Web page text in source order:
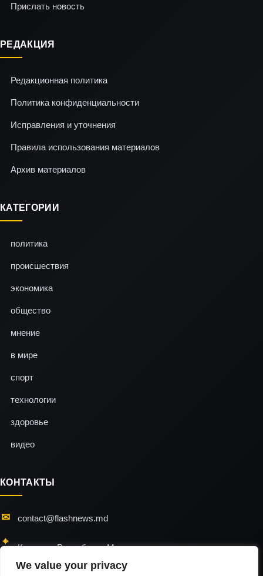
We value your privacy
Прислать новость
РЕДАКЦИЯ
Редакционная политика
Политика конфиденциальности
Исправления и уточнения
Правила использования материалов
Архив материалов
КАТЕГОРИИ
политика
происшествия
экономика
общество
мнение
в мире
спорт
технологии
здоровье
видео
КОНТАКТЫ
contact@flashnews.md
Кишинэу, Республика Молдова